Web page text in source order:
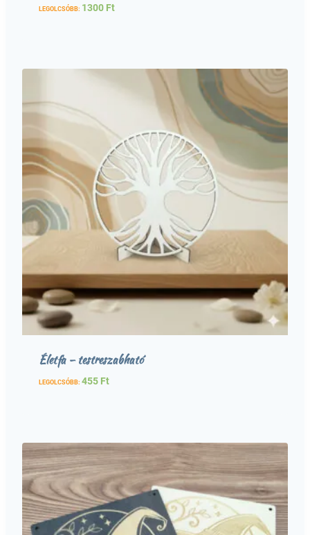
LEGOLCSÓBB: 1300 Ft
Életfa – testreszabható
LEGOLCSÓBB: 455 Ft